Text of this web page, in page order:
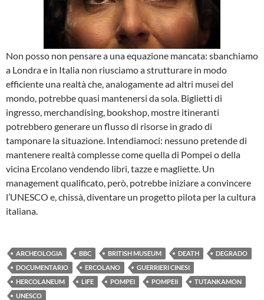
Non posso non pensare a una equazione mancata: sbanchiamo
a Londra e in Italia non riusciamo a strutturare in modo
efficiente una realtà che, analogamente ad altri musei del
mondo, potrebbe quasi mantenersi da sola. Biglietti di
ingresso, merchandising, bookshop, mostre itineranti
potrebbero generare un flusso di risorse in grado di
tamponare la situazione. Intendiamoci: nessuno pretende di
mantenere realtà complesse come quella di Pompei o della
vicina Ercolano vendendo libri, tazze e magliette. Un
management qualificato, però, potrebbe iniziare a convincere
l’UNESCO e, chissà, diventare un progetto pilota per la cultura
italiana.
ARCHEOLOGIA BBC BRITISH MUSEUM DEATH
DEGRADO
DOCUMENTARIO
ERCOLANO
GUERRIERI CINESI
HERCOLANEUM
LIFE POMPEI POMPEII
TUTANKAMON
UNESCO